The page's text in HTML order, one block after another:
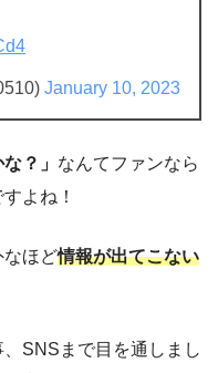
January 10, 2023
？」 なんてファンなら
よね！
なほど情報が出てこない
SNSまで目を通しまし